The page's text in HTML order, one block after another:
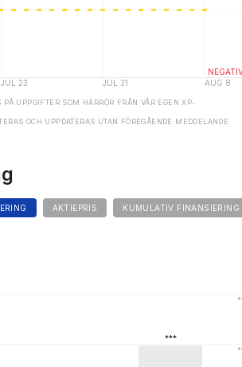
UPPGIFTER SOM HÄRRÖR FRÅN VÅR EGEN XP-
OCH UPPDATERAS UTAN FÖREGÅENDE MEDDELANDE
AKTIEPRIS KUMULATIV FINANSIERING